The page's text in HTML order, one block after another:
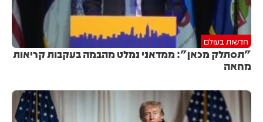
חדשות בעולם
"תסתלק מכאן": ממדאני נמלט מהבמה בעקבות קריאות
מחאה